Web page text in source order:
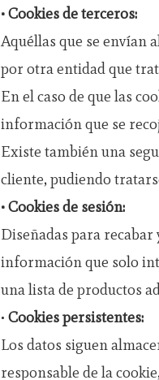
• Cookies de terceros:
Aquéllas que se envían
por otra entidad que
En el caso de que las
información que se
Existe también una
cliente, pudiendo
• Cookies de sesión:
Diseñadas para
información que solo
una lista de productos
• Cookies persistentes:
Los datos siguen
responsable de la